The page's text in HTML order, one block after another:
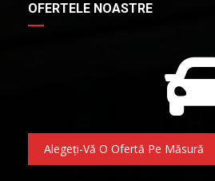
OFERTELE NOASTRE
Alegeți-Vă O Ofertă Pe Măsură